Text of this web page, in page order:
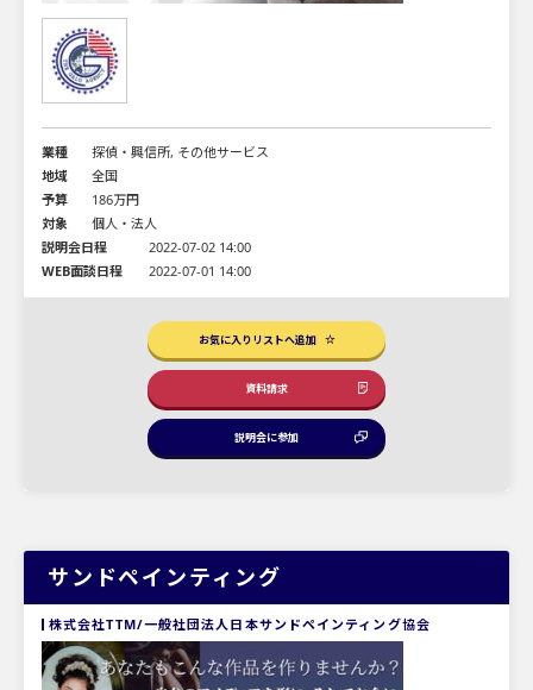
業種
探偵・興信所, その他サービス
地域
全国
予算
186万円
対象
個人・法人
説明会日程
2022-07-02 14:00
WEB面談日程
2022-07-01 14:00
お気に入りリストへ追加
資料請求
説明会に参加
サンドペインティング
株式会社TTM/一般社団法人日本サンドペインティング協会